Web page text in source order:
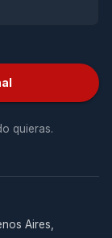
quieras.
Aires,